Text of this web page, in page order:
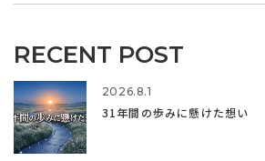
RECENT POST
2026.8.1
31年間の歩みに懸けた想い